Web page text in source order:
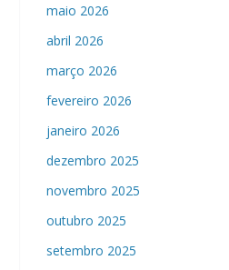
maio 2026
abril 2026
março 2026
fevereiro 2026
janeiro 2026
dezembro 2025
novembro 2025
outubro 2025
setembro 2025